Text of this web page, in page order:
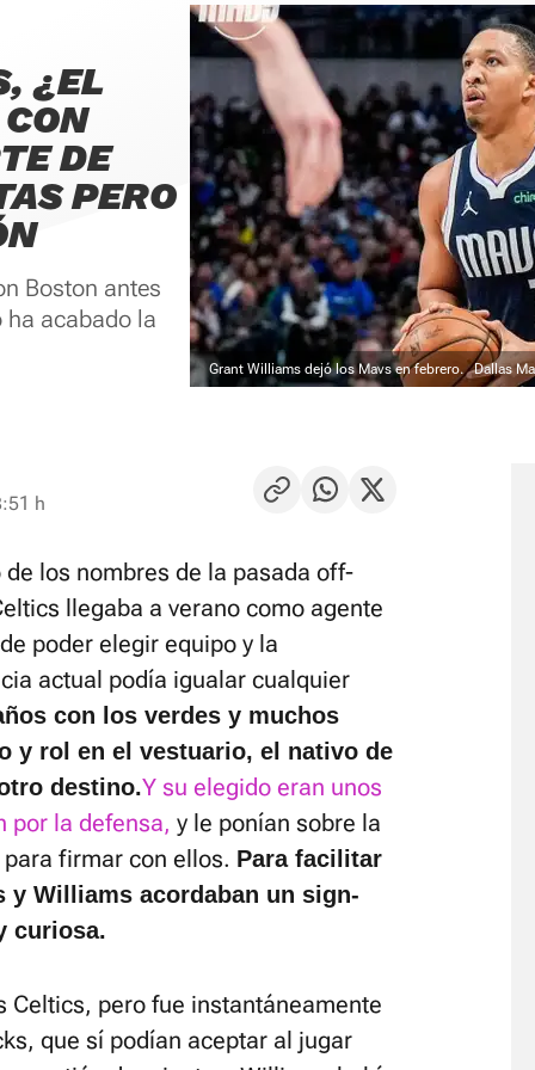
¿EL
DE
PERO
Boston antes
ha acabado la
Grant Williams dejó los Mavs en febrero. Dallas
h
los nombres de la pasada off-
llegaba a verano como agente
poder elegir equipo y la
actual podía igualar cualquier
con los verdes y muchos
y rol en el vestuario, el nativo de
destino.Y su elegido eran unos
por la defensa, y le ponían sobre la
firmar con ellos. Para facilitar
y Williams acordaban un sign-
curiosa.
Celtics, pero fue instantáneamente
que sí podían aceptar al jugar